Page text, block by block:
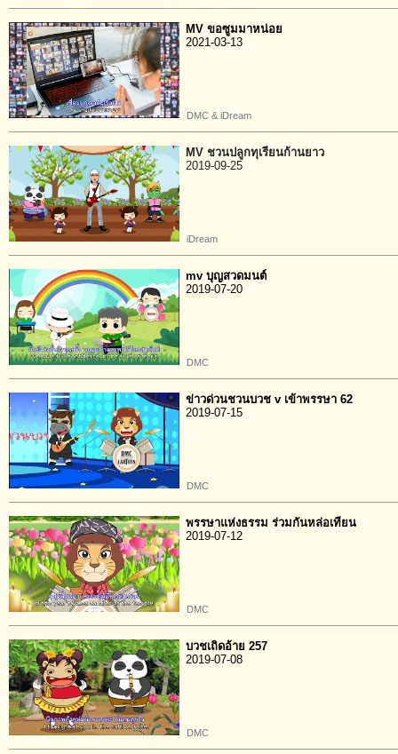
MV ขอซูมมาหน่อย
2021-03-13
DMC & iDream
MV ชวนปลูกทุเรียนก้านยาว
2019-09-25
iDream
mv บุญสวดมนต์
2019-07-20
DMC
ข่าวด่วนชวนบวช v เข้าพรรษา 62
2019-07-15
DMC
พรรษาแห่งธรรม ร่วมกันหล่อเทียน
2019-07-12
DMC
บวชเถิดอ้าย 257
2019-07-08
DMC